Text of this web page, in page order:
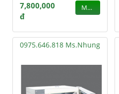
7,800,000
đ
MUA
0975.646.818 Ms.Nhung